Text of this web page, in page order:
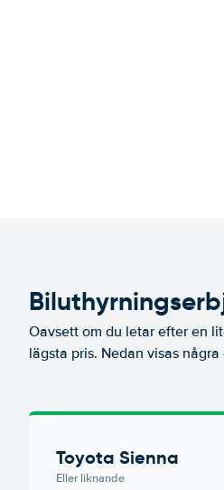
Oavsett om du letar efter en
lägsta pris. Nedan visas
Toyota Sienna
Eller liknande